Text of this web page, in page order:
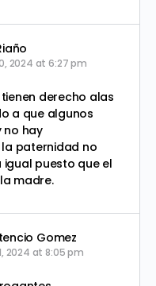
2024 at 6:27 pm
derecho alas
a que algunos
no hay
paternidad no
puesto que el
madre.
Gomez
2024 at 8:05 pm